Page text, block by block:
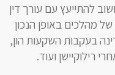
להתייעץ עם עורך דין
של מהלכים באופן הנכון
בעקבות השקעות הון,
רילוקיישן ועוד.